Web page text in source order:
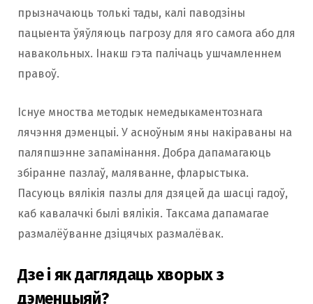
прызначаюць толькі тады, калі паводзіны
пацыента ўяўляюць пагрозу для яго самога або для
навакольных. Інакш гэта палічаць ушчамленнем
правоў.
Існуе мноства методык немедыкаментознага
лячэння дэменцыі. У асноўным яны накіраваны на
паляпшэнне запамінання. Добра дапамагаюць
збіранне пазлаў, маляванне, фларыстыка.
Пасуюць вялікія пазлы для дзяцей да шасці гадоў,
каб кавалачкі былі вялікія. Таксама дапамагае
размалёўванне дзіцячых размалёвак.
Дзе і як даглядаць хворых з
дэменцыяй?